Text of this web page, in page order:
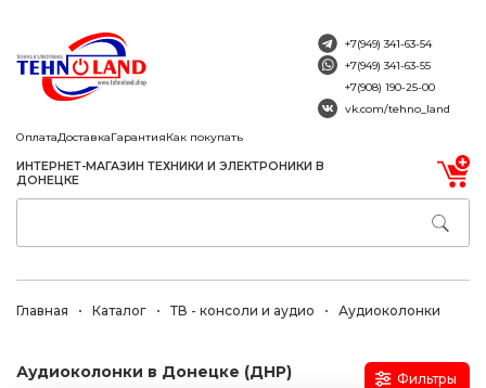
ОплатаДоставкаГарантияКак покупать
ИНТЕРНЕТ-МАГАЗИН ТЕХНИКИ И ЭЛЕКТРОНИКИ В
ДОНЕЦКЕ
+7(949) 341-63-54
+7(949) 341-63-55
+7(908) 190-25-00
vk.com/tehno_land
Главная Каталог ТВ - консоли и аудио Аудиоколонки
Аудиоколонки в Донецке (ДНР) Фильтры